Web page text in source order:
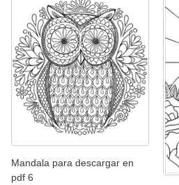
Mandala para descargar en
pdf 6